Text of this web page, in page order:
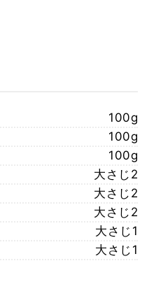
100g
100g
100g
大さじ2
大さじ2
大さじ2
大さじ1
大さじ1